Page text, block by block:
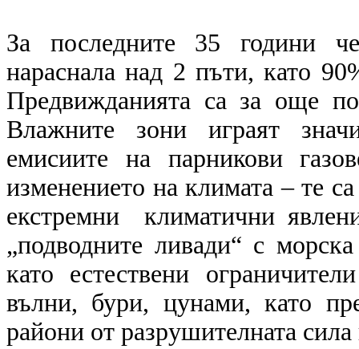
За последните 35 години
нараснала над 2 пъти, като
Предвижданията са за още
Влажните зони играят
емисиите на парникови
изменението на климата – те
екстремни климатични
„подводните ливади“ с
като естествени
вълни, бури, цунами, като
райони от разрушителната сила